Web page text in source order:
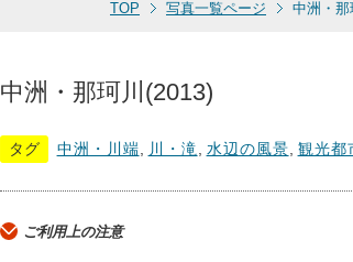
TOP 写真一覧ページ 中洲・那
中洲・那珂川(2013)
タグ 中洲・川端 川・滝 水辺の風景 観光都
ご利用上の注意